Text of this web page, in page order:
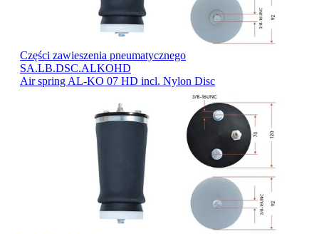
Części zawieszenia pneumatycznego
SA.LB.DSC.ALKOHD
Air spring AL-KO 07 HD incl. Nylon Disc